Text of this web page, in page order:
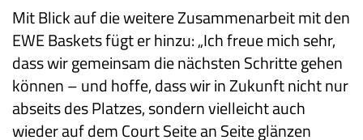
Mit Blick auf die weitere Zusammenarbeit mit den
EWE Baskets fügt er hinzu: „Ich freue mich sehr,
dass wir gemeinsam die nächsten Schritte gehen
können – und hoffe, dass wir in Zukunft nicht nur
abseits des Platzes, sondern vielleicht auch
wieder auf dem Court Seite an Seite glänzen